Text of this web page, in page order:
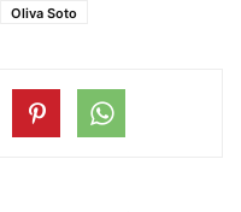
Oliva Soto